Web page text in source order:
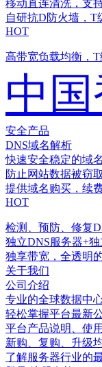
移动直连清洗，支
自研抗D防火墙，T
HOT
高带宽负载均衡，T
中
安全产品
DNS域名解析
快速安全稳定的域
防止网站数据被窃
提供域名购买，续
HOT
检测、预防、修复
独立DNS服务器+
独享带宽，全透明
关于我们
公司介绍
专业的全球数据中
轻松掌握平台最新
平台产品说明、使
新购、复购、升级
了解服务器行业的